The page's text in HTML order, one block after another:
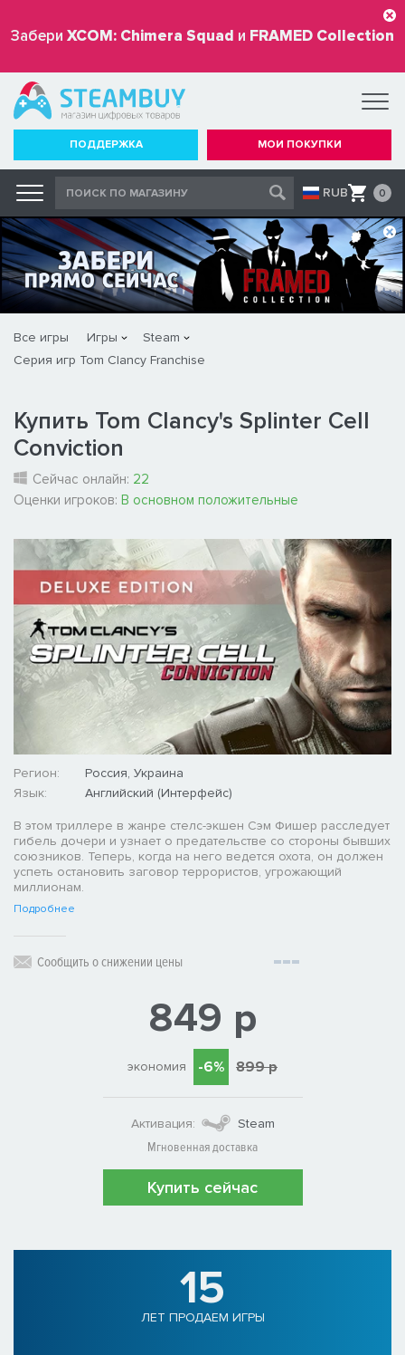
Забери XCOM: Chimera Squad и FRAMED Collection
бесплатно
ПОДДЕРЖКА МОИ ПОКУПКИ
RUB 0
Все игры Игры
Steam
Серия игр Tom Clancy Franchise
Купить Tom Clancy's Splinter Cell
Conviction
Сейчас онлайн: 22
Оценки игроков: В основном положительные
Регион:
Россия, Украина
Язык:
Английский (Интерфейс)
В этом триллере в жанре стелс-экшен Сэм Фишер расследует
гибель дочери и узнает о предательстве со стороны бывших
союзников. Теперь, когда на него ведется охота, он должен
успеть остановить заговор террористов, угрожающий
миллионам.
Подробнее
Сообщить о снижении цены
849 р
экономия -6% 899 р
Активация:
Steam
Мгновенная доставка
Купить сейчас
15
ЛЕТ ПРОДАЕМ ИГРЫ